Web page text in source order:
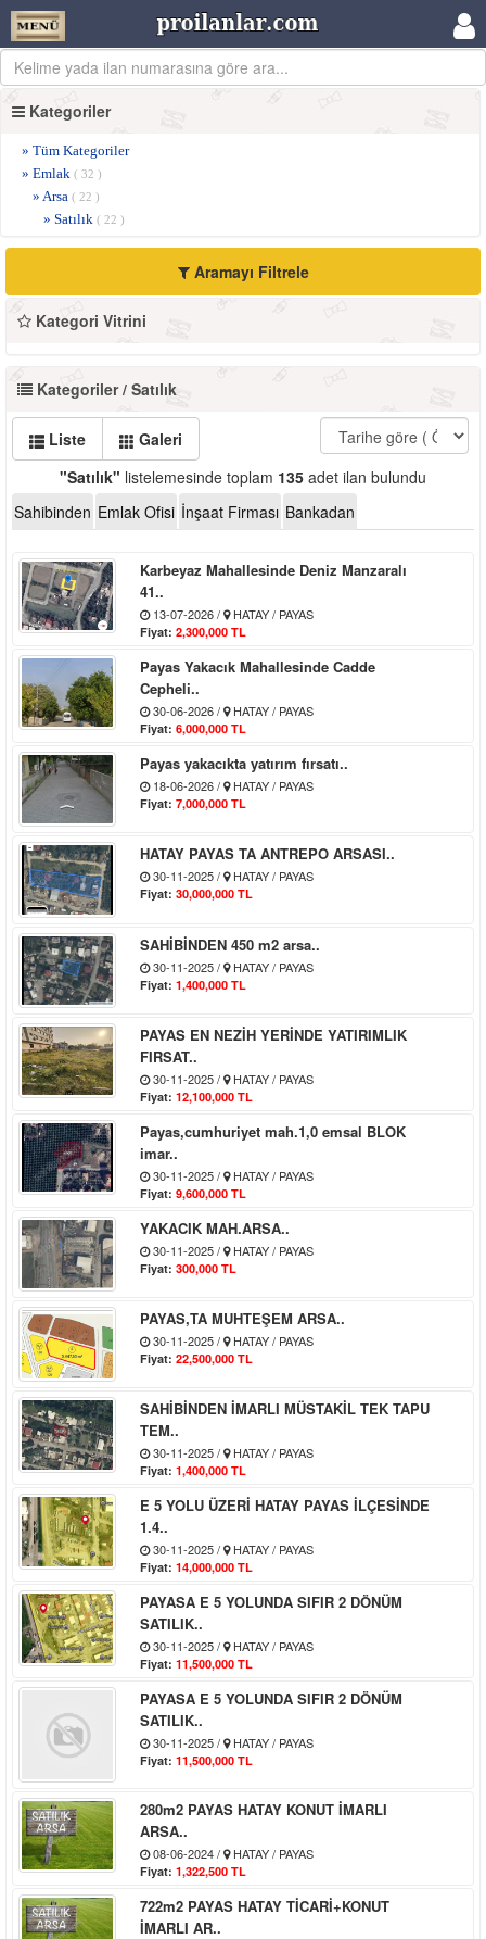
Kategoriler
» Tüm Kategoriler
» Emlak ( 32 )
» Arsa ( 22 )
» Satılık ( 22 )
Aramayı Filtrele
Kategori Vitrini
Kategoriler / Satılık
Liste
Galeri
"Satılık" listelemesinde toplam 135 adet ilan bulundu
Sahibinden Emlak Ofisi İnşaat Firması Bankadan
Karbeyaz Mahallesinde Deniz Manzaralı
41..
13-07-2026 / HATAY / PAYAS
Fiyat: 2,300,000 TL
Payas Yakacık Mahallesinde Cadde
Cepheli..
30-06-2026 / HATAY / PAYAS
Fiyat: 6,000,000 TL
Payas yakacıkta yatırım fırsatı..
18-06-2026 / HATAY / PAYAS
Fiyat: 7,000,000 TL
HATAY PAYAS TA ANTREPO ARSASI..
30-11-2025 / HATAY / PAYAS
Fiyat: 30,000,000 TL
SAHİBİNDEN 450 m2 arsa..
30-11-2025 / HATAY / PAYAS
Fiyat: 1,400,000 TL
PAYAS EN NEZİH YERİNDE YATIRIMLIK
FIRSAT..
30-11-2025 / HATAY / PAYAS
Fiyat: 12,100,000 TL
Payas,cumhuriyet mah.1,0 emsal BLOK
imar..
30-11-2025 / HATAY / PAYAS
Fiyat: 9,600,000 TL
YAKACIK MAH.ARSA..
30-11-2025 / HATAY / PAYAS
Fiyat: 300,000 TL
PAYAS,TA MUHTEŞEM ARSA..
30-11-2025 / HATAY / PAYAS
Fiyat: 22,500,000 TL
SAHİBİNDEN İMARLI MÜSTAKİL TEK TAPU
TEM..
30-11-2025 / HATAY / PAYAS
Fiyat: 1,400,000 TL
E 5 YOLU ÜZERİ HATAY PAYAS İLÇESİNDE
1.4..
30-11-2025 / HATAY / PAYAS
Fiyat: 14,000,000 TL
PAYASA E 5 YOLUNDA SIFIR 2 DÖNÜM
SATILIK..
30-11-2025 / HATAY / PAYAS
Fiyat: 11,500,000 TL
PAYASA E 5 YOLUNDA SIFIR 2 DÖNÜM
SATILIK..
30-11-2025 / HATAY / PAYAS
Fiyat: 11,500,000 TL
280m2 PAYAS HATAY KONUT İMARLI
ARSA..
08-06-2024 / HATAY / PAYAS
Fiyat: 1,322,500 TL
722m2 PAYAS HATAY TİCARİ+KONUT
İMARLI AR..